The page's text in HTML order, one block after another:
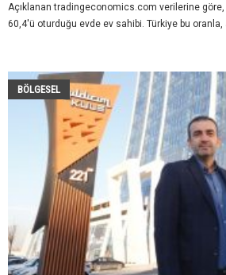
Açıklanan tradingeconomics.com verilerine
60,4'ü oturduğu evde ev sahibi. Türkiye bu oranla,
BÖLGESEL